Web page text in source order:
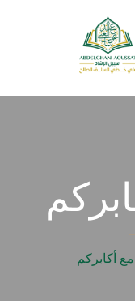
أكابركم